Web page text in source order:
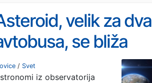
velik za dva
se bliža
/ Svet
iz observatorija